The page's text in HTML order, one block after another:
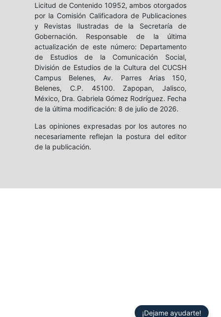
Licitud de Contenido 10952, ambos otorgados
por la Comisión Calificadora de Publicaciones
y Revistas Ilustradas de la Secretaría de
Gobernación. Responsable de la última
actualización de este número: Departamento
de Estudios de la Comunicación Social,
División de Estudios de la Cultura del CUCSH
Campus Belenes, Av. Parres Arias 150,
Belenes, C.P. 45100. Zapopan, Jalisco,
México, Dra. Gabriela Gómez Rodríguez. Fecha
de la última modificación: 8 de julio de 2026.
Las opiniones expresadas por los autores no
necesariamente reflejan la postura del editor
de la publicación.
¡Dejame ayudarte!